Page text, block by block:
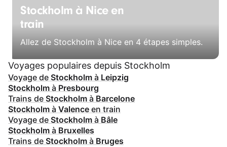
Stockholm à Nice en
train
Allez de Stockholm à Nice en 4 étapes simples.
Voyages populaires depuis Stockholm
Voyage de Stockholm à Leipzig
Stockholm à Presbourg
Trains de Stockholm à Barcelone
Stockholm à Valence en train
Voyage de Stockholm à Bâle
Stockholm à Bruxelles
Trains de Stockholm à Bruges